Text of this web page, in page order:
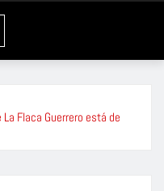
La Flaca Guerrero está de